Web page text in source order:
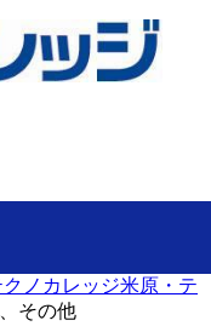
ノカレッジ米原・テ
その他